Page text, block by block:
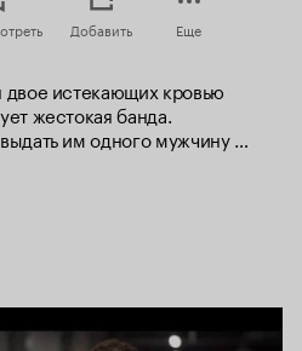
Добавить Еще
истекающих кровью
жестокая банда.
им одного мужчину
магазина решает
но бандиты
жизнью, чтобы защитить
знают.